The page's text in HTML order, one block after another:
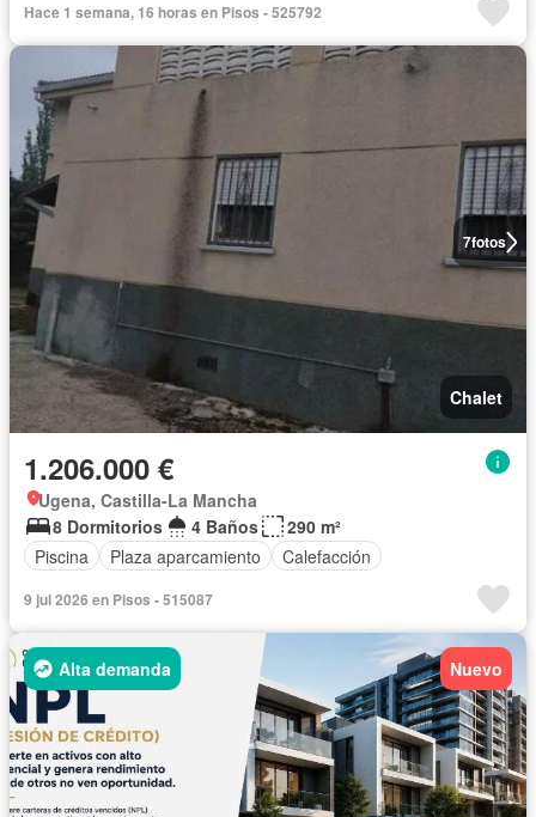
Hace 1 semana, 16 horas en Pisos - 525792
7fotos
Chalet
1.206.000 €
Ugena, Castilla-La Mancha
8 Dormitorios
4 Baños
290 m²
Piscina
Plaza aparcamiento Calefacción
9 jul 2026 en Pisos - 515087
Alta demanda Nuevo